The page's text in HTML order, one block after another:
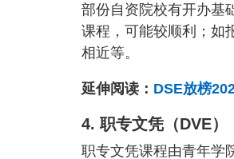
部份自资院校有开办基
课程，可能较顺利；如
相近等。
延伸阅读： DSE放榜
4. 职专文凭（DVE）
职专文凭课程由青年学